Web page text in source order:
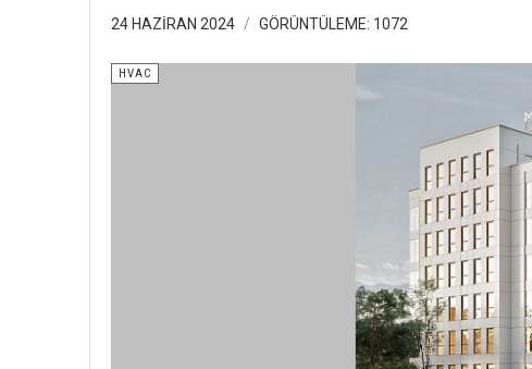
24 HAZIRAN 2024 GÖRÜNTÜLEME: 1072
HVAC